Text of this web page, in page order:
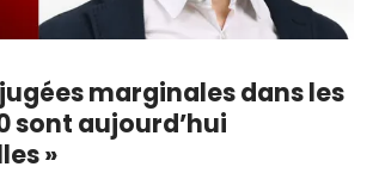
jugées marginales dans les
sont aujourd’hui
»